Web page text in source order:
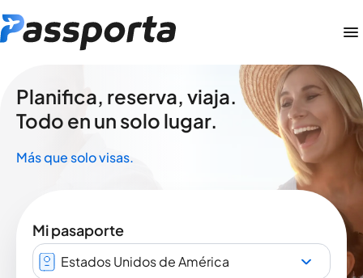
Planifica, reserva, viaja.
Todo en un solo lugar.
Más que solo visas.
Mi pasaporte
Estados Unidos de América